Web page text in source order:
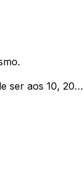
ser aos 10, 20…